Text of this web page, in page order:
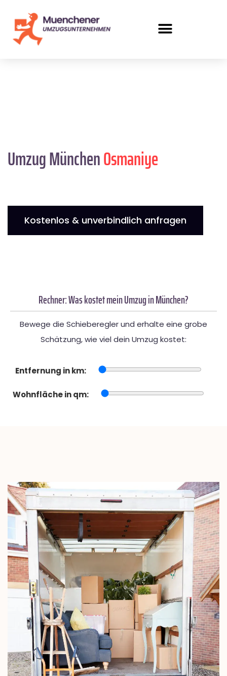
Umzug MünchenOsmaniye
Kostenlos & unverbindlich anfragen
Rechner: Was kostet mein Umzug in München?
Bewege die Schieberegler und erhalte eine grobe
Schätzung, wie viel dein Umzug kostet:
Entfernung in km:
Wohnfläche in qm: